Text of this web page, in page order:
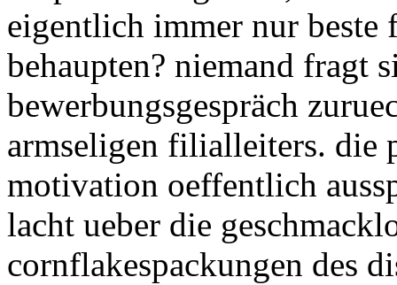
eigentlich immer nur beste
behaupten? niemand fragt
bewerbungsgespräch
armseligen filialleiters. die
motivation oeffentlich
lacht ueber die
cornflakespackungen des